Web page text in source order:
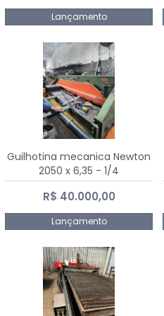
Lançamento
Guilhotina mecanica Newton
2050 x 6,35 - 1/4
R$ 40.000,00
Lançamento